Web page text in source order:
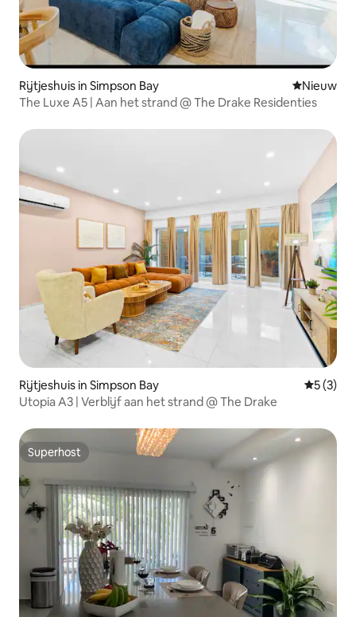
Rijtjeshuis in Simpson Bay Nieuwe
Nieuw
The Luxe A5 | Aan het strand @ The Drake Residenties
Rijtjeshuis in Simpson Bay
5 (3)
Utopia A3 | Verblijf aan het strand @ The Drake
Superhost
Superhost